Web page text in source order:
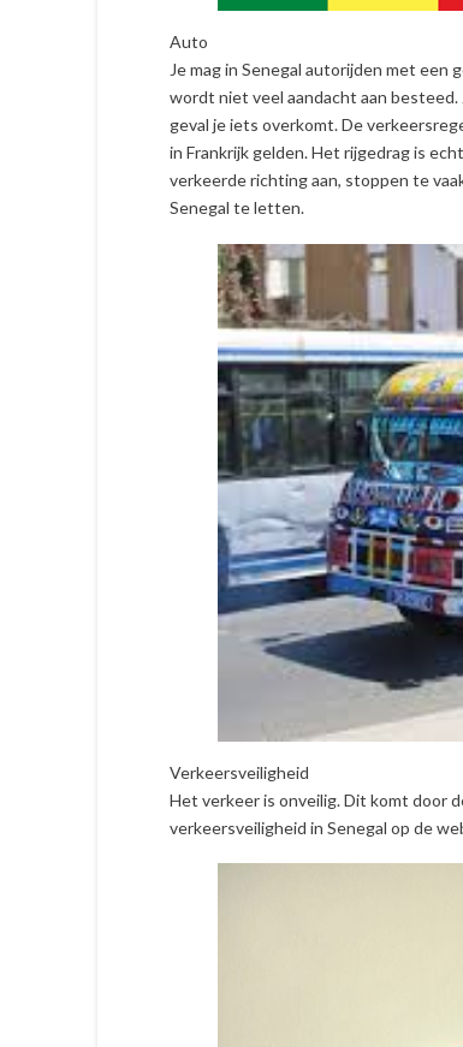
Auto
Je mag in Senegal autorijden met een
wordt niet veel aandacht aan
geval je iets overkomt. De
in Frankrijk gelden. Het rijgedrag is
verkeerde richting aan, stoppen te
Senegal te letten.
Verkeersveiligheid
Het verkeer is onveilig. Dit komt door
verkeersveiligheid in Senegal op de